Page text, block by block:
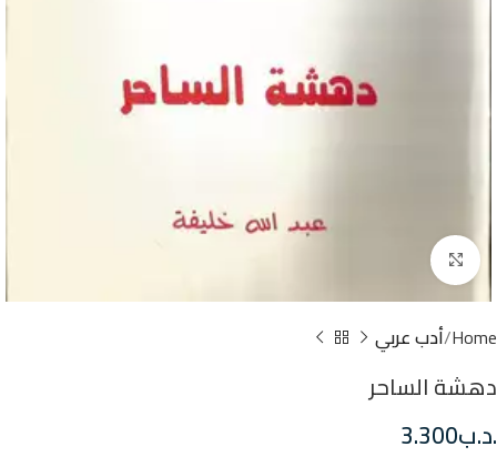
Click to enlarge
Home أدب عربي
دهشة الساحر
.د.ب3.300